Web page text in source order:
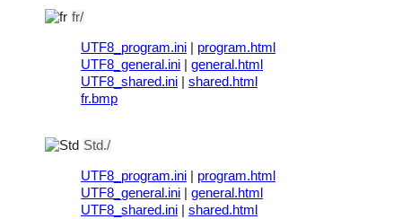
fr/
UTF8_program.ini
program.html
UTF8_general.ini
general.html
UTF8_shared.ini
shared.html
fr.bmp
Std./
UTF8_program.ini
program.html
UTF8_general.ini
general.html
UTF8_shared.ini
shared.html